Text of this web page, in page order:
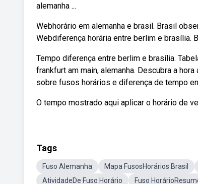
alemanha ...
Webhorário em alemanha e brasil. Brasil
Webdiferença horária entre berlim e brasília.
Tempo diferença entre berlim e brasília.
frankfurt am main, alemanha. Descubra a
sobre fusos horários e diferença de tempo
O tempo mostrado aqui aplicar o horário de
Tags
Fuso Alemanha Mapa FusosHorários Brasil
AtividadeDe Fuso Horário
Fuso